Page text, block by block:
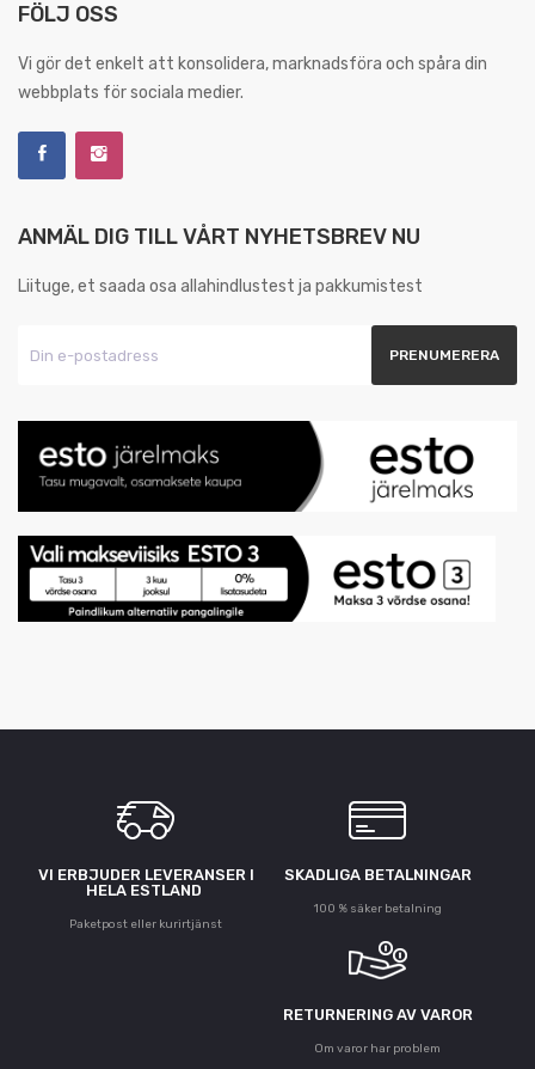
FÖLJ OSS
Vi gör det enkelt att konsolidera, marknadsföra och spåra din
webbplats för sociala medier.
ANMÄL DIG TILL VÅRT NYHETSBREV NU
Liituge, et saada osa allahindlustest ja pakkumistest
VI ERBJUDER LEVERANSER I
HELA ESTLAND
Paketpost eller kurirtjänst
SKADLIGA BETALNINGAR
100 % säker betalning
RETURNERING AV VAROR
Om varor har problem